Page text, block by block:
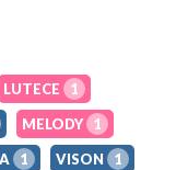
LUTECE
1
MELODY 1
1 VISON 1